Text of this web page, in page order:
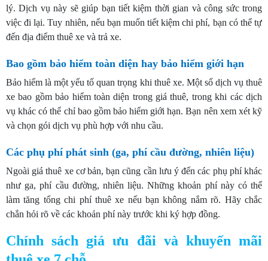
lý. Dịch vụ này sẽ giúp bạn tiết kiệm thời gian và công sức trong
việc đi lại. Tuy nhiên, nếu bạn muốn tiết kiệm chi phí, bạn có thể tự
đến địa điểm thuê xe và trả xe.
Bao gồm bảo hiểm toàn diện hay bảo hiểm giới hạn
Bảo hiểm là một yếu tố quan trọng khi thuê xe. Một số dịch vụ thuê
xe bao gồm bảo hiểm toàn diện trong giá thuê, trong khi các dịch
vụ khác có thể chỉ bao gồm bảo hiểm giới hạn. Bạn nên xem xét kỹ
và chọn gói dịch vụ phù hợp với nhu cầu.
Các phụ phí phát sinh (ga, phí cầu đường, nhiên liệu)
Ngoài giá thuê xe cơ bản, bạn cũng cần lưu ý đến các phụ phí khác
như ga, phí cầu đường, nhiên liệu. Những khoản phí này có thể
làm tăng tổng chi phí thuê xe nếu bạn không nắm rõ. Hãy chắc
chắn hỏi rõ về các khoản phí này trước khi ký hợp đồng.
Chính sách giá ưu đãi và khuyến mãi